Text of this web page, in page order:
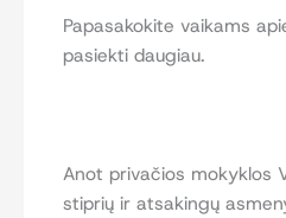
Papasakokite vaikams
pasiekti daugiau.
Anot privačios mokyklos
stiprių ir atsakingų